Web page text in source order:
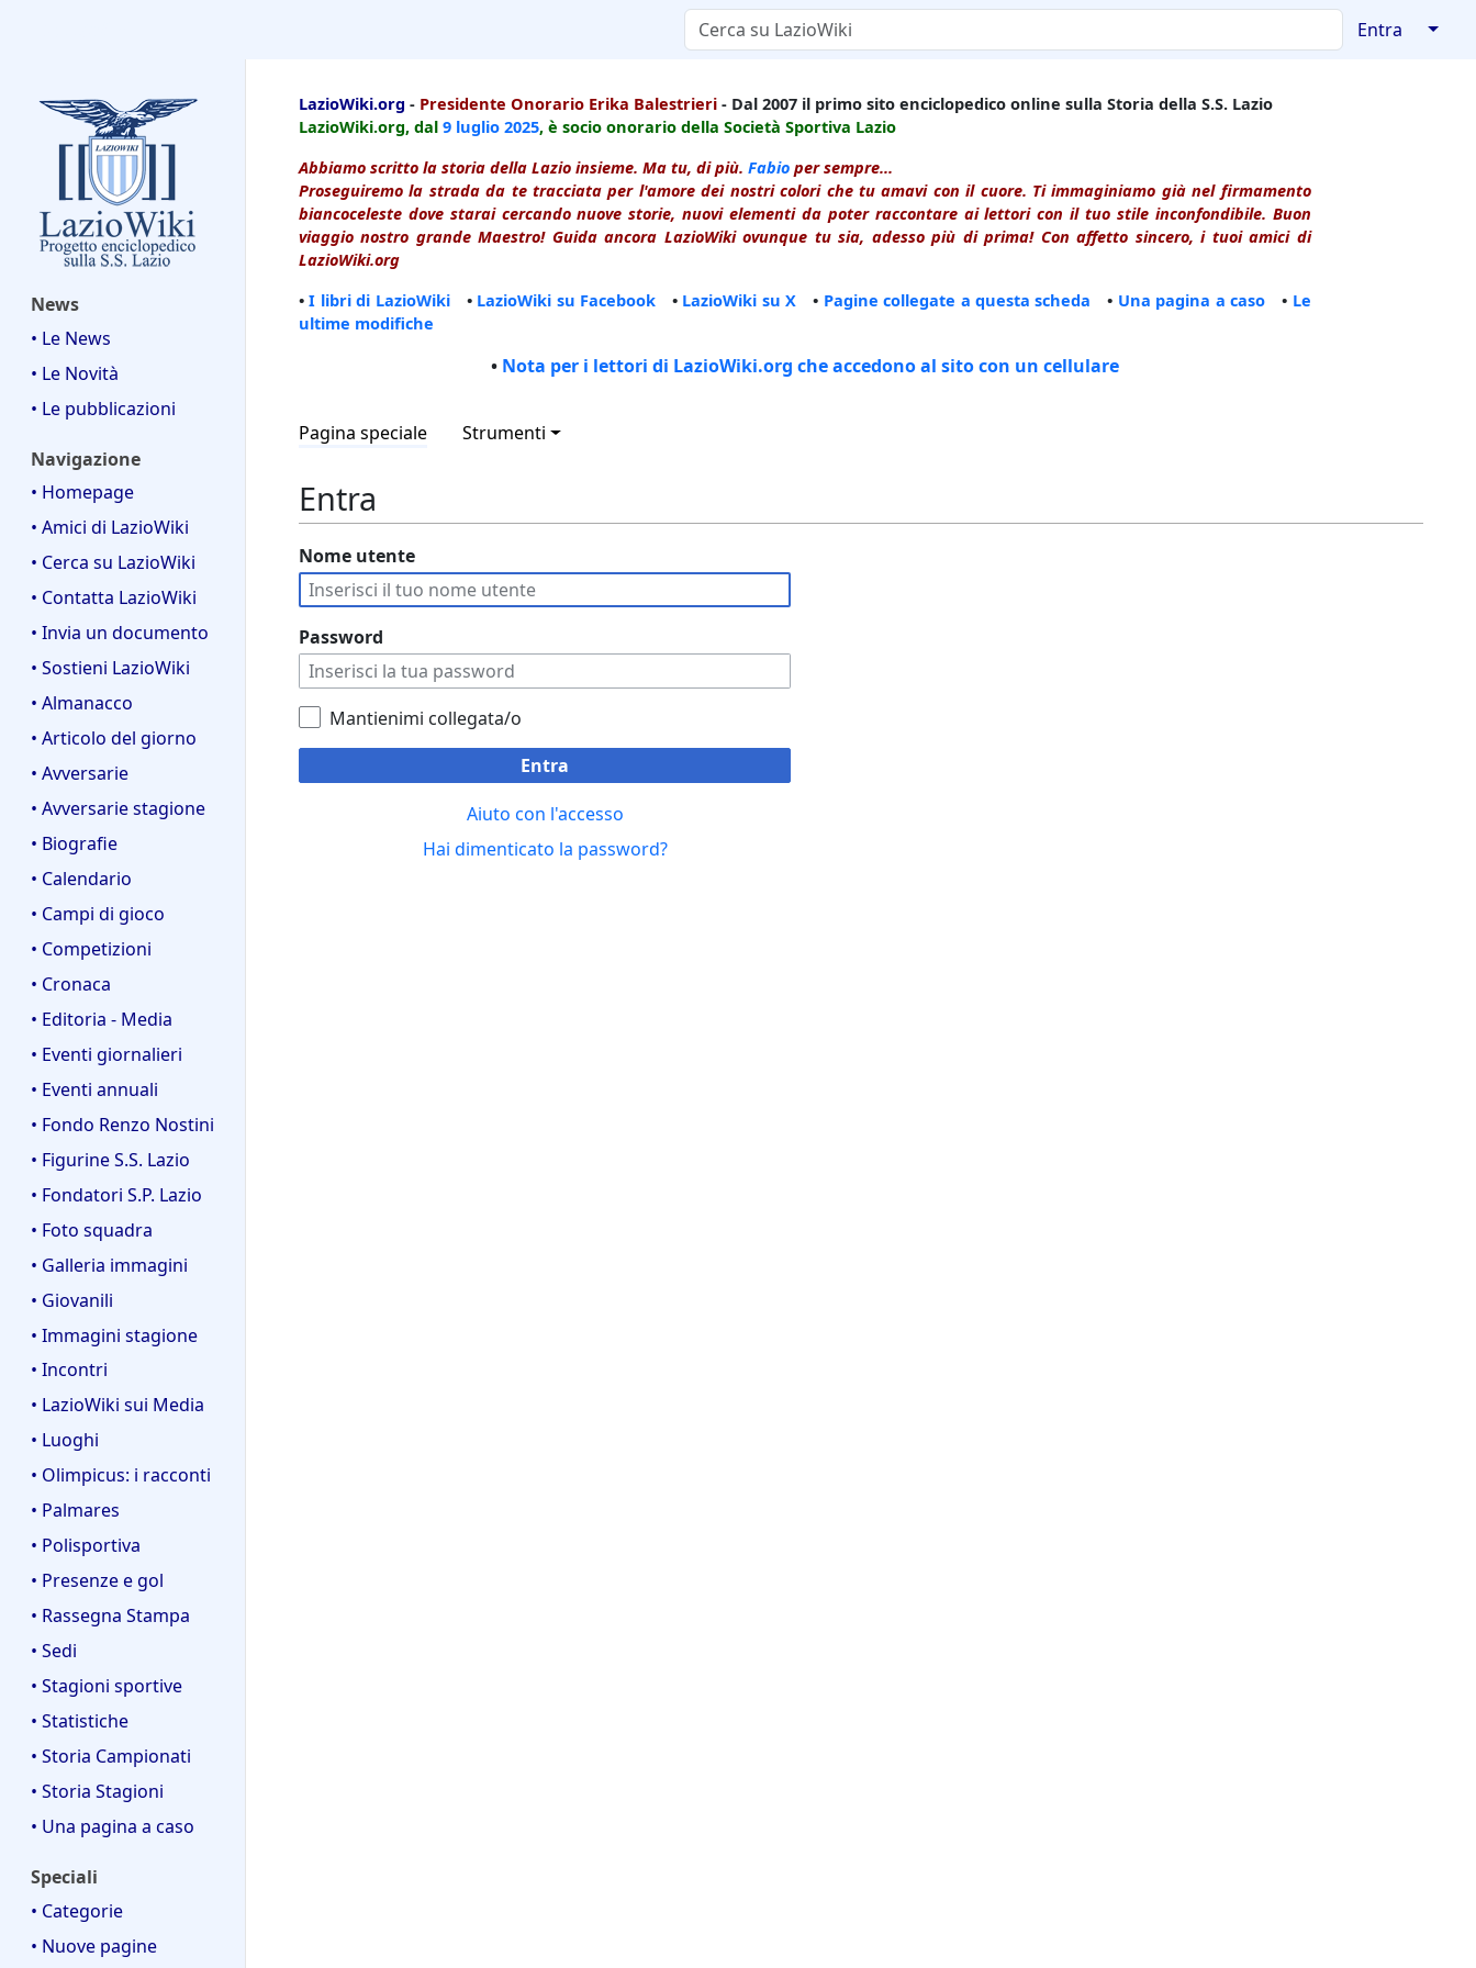
Entra ↓
News
• Le News
• Le Novità
• Le pubblicazioni
Navigazione
• Homepage
• Amici di LazioWiki
• Cerca su LazioWiki
• Contatta LazioWiki
• Invia un documento
• Sostieni LazioWiki
• Almanacco
• Articolo del giorno
• Avversarie
• Avversarie stagione
• Biografie
• Calendario
• Campi di gioco
• Competizioni
• Cronaca
• Editoria - Media
• Eventi giornalieri
• Eventi annuali
• Fondo Renzo Nostini
• Figurine S.S. Lazio
• Fondatori S.P. Lazio
• Foto squadra
• Galleria immagini
• Giovanili
• Immagini stagione
• Incontri
• LazioWiki sui Media
• Luoghi
• Olimpicus: i racconti
• Palmares
• Polisportiva
• Presenze e gol
• Rassegna Stampa
• Sedi
• Stagioni sportive
• Statistiche
• Storia Campionati
• Storia Stagioni
• Una pagina a caso
Speciali
• Categorie
• Nuove pagine
LazioWiki.org - Presidente Onorario Erika Balestrieri - Dal 2007 il primo sito enciclopedico online sulla Storia della S.S. Lazio
LazioWiki.org, dal 9 luglio 2025, è socio onorario della Società Sportiva Lazio
Abbiamo scritto la storia della Lazio insieme. Ma tu, di più. Fabio per sempre...
Proseguiremo la strada da te tracciata per l'amore dei nostri colori che tu amavi con il cuore. Ti immaginiamo già nel firmamento
biancoceleste dove starai cercando nuove storie, nuovi elementi da poter raccontare ai lettori con il tuo stile inconfondibile. Buon
viaggio nostro grande Maestro! Guida ancora LazioWiki ovunque tu sia, adesso più di prima! Con affetto sincero, i tuoi amici di
LazioWiki.org
•I libri di LazioWiki• LazioWiki su Facebook • LazioWiki su X • Pagine collegate a questa scheda • Una pagina a caso • Le
ultime modifiche
• Nota per i lettori di LazioWiki.org che accedono al sito con un cellulare
Pagina speciale Strumenti
Entra
Nome utente
Password
Mantienimi collegata/o
Entra
Aiuto con l'accesso
Hai dimenticato la password?